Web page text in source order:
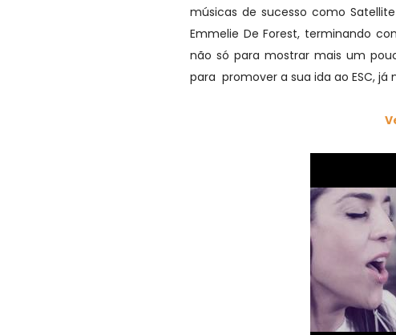
músicas de sucesso como
Emmelie De Forest, terminando
não só para mostrar mais um
para promover a sua ida ao ESC, já